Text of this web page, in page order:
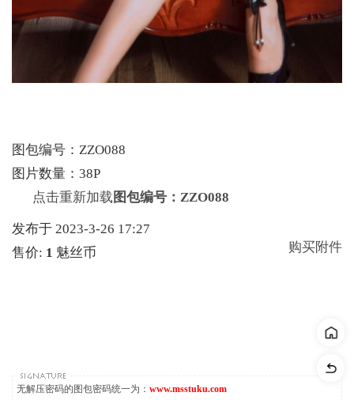
图包编号：ZZO088
图片数量：38P
点击重新加载 图包编号：ZZO088
发布于 2023-3-26 17:27
售价: 1 魅丝币 购买附件
无解压密码的图包密码统一为： www.msstuku.com